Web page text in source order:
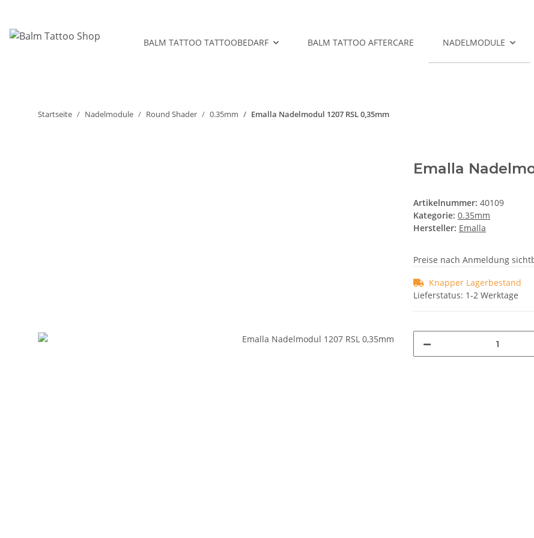
BALM TATTOO TATTOOBEDARF BALM TATTOO AFTERCARE NADELMODULE
Startseite Nadelmodule Round Shader 0.35mm Emalla Nadelmodul 1207 RSL 0,35mm
Emalla
Artikelnummer: 40109
Kategorie: 0.35mm
Hersteller: Emalla
Preise nach Anmeldung
Knapper Lagerbestand
Lieferstatus: 1-2 Werktage